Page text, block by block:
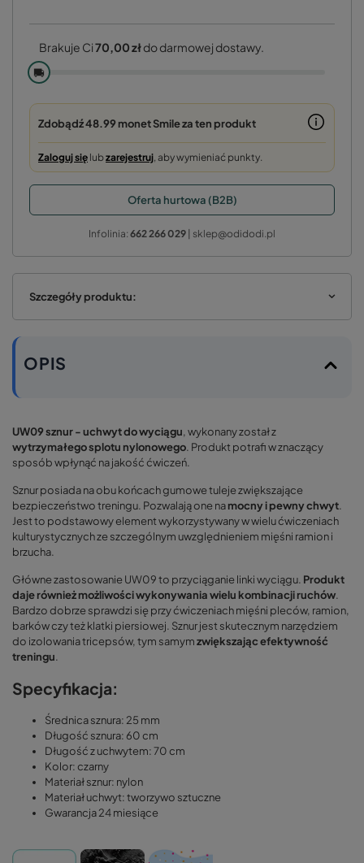
Brakuje Ci70,00 złdo darmowej dostawy.
🚚
Zdobądź48.99 monetSmile za ten produkt
Zaloguj się lubzarejestruj, aby wymieniać punkty.
Oferta hurtowa (B2B)
Infolinia: 662 266 029 | sklep@odidodi.pl
Szczegóły produktu:
OPIS
UW09 sznur - uchwyt do wyciągu, wykonany został z
wytrzymałego splotu nylonowego. Produkt potrafi w znaczący
sposób wpłynąć na jakość ćwiczeń.
Sznur posiada na obu końcach gumowe tuleje zwiększające
bezpieczeństwo treningu. Pozwalają one namocny i pewny chwyt.
Jest to podstawowy element wykorzystywany w wielu ćwiczeniach
kulturystycznych ze szczególnym uwzględnieniem mięśni ramion i
brzucha.
Główne zastosowanie UW09 to przyciąganie linki wyciągu. Produkt
daje również możliwości wykonywania wielu kombinacji ruchów.
Bardzo dobrze sprawdzi się przy ćwiczeniach mięśni pleców, ramion,
barków czy też klatki piersiowej. Sznur jest skutecznym narzędziem
do izolowania tricepsów, tym samymzwiększając efektywność
treningu.
Specyfikacja:
Średnica sznura: 25 mm
Długość sznura: 60 cm
Długość z uchwytem: 70 cm
Kolor: czarny
Materiał sznur: nylon
Materiał uchwyt: tworzywo sztuczne
Gwarancja 24 miesiące